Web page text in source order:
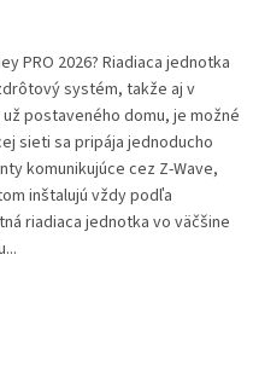
PRO 2026? Riadiaca jednotka
systém, takže aj v
postaveného domu, je možné
sieti sa pripája jednoducho
komunikujúce cez Z-Wave,
inštalujú vždy podľa
riadiaca jednotka vo väčšine